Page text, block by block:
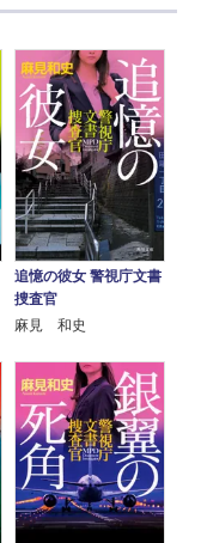
追憶の彼女 警視庁文書
捜査官
麻見 和史